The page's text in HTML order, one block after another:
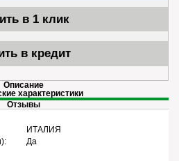
в 1 клик
в кредит
Описание
характеристики
Отзывы
ИТАЛИЯ
Да